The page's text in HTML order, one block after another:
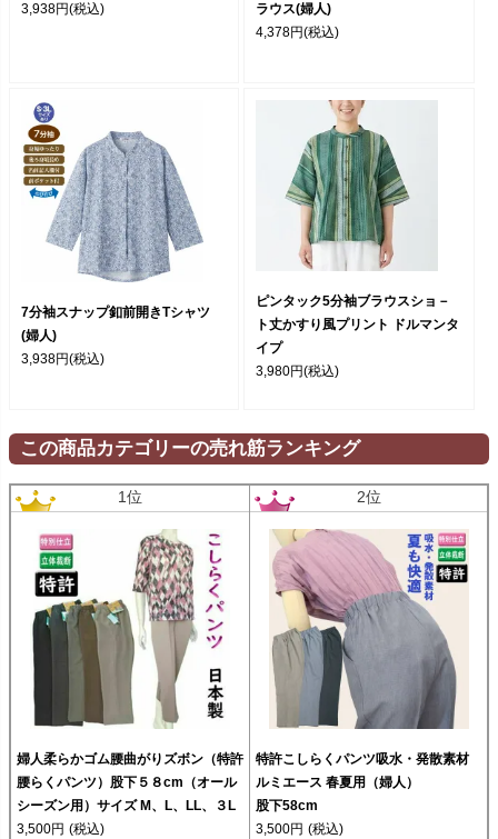
3,938円(税込)
ラウス(婦人)
4,378円(税込)
7分袖スナップ釦前開きTシャツ
(婦人)
3,938円(税込)
ピンタック5分袖ブラウスショ－
ト丈かすり風プリント ドルマンタ
イプ
3,980円(税込)
この商品カテゴリーの売れ筋ランキング
1位
婦人柔らかゴム腰曲がりズボン（特許
腰らくパンツ）股下５８cm（オール
シーズン用）サイズ M、L、LL、３L
3,500円 (税込)
2位
特許こしらくパンツ吸水・発散素材
ルミエース 春夏用（婦人）
股下58cm
3,500円 (税込)